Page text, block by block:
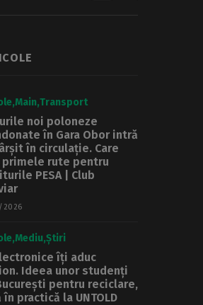
Main Transport
noi poloneze
în Gara Obor intră
în circulație. Care
primele rute pentru
PESA | Club
Mediu Știri
îți aduc
Ideea unor studenți
pentru reciclare,
în practică la UNTOLD